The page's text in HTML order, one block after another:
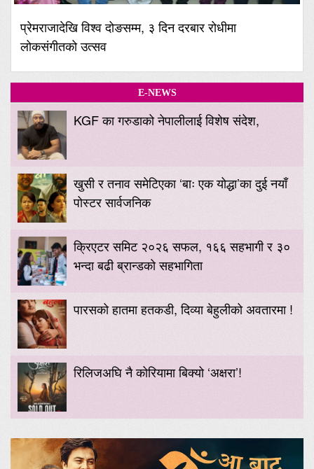
प्रेमराजादेखि विश्व दोङसम्म, ३ दिन दरबार रोधीमा
लोकसंगीतको उत्सव
E-NEWS
KGF का गरुडाको नेपालीलाई विशेष संदेश,
खुसी र तनाव समेटिएका ‘बाः एक योद्धा’का दुई नयाँ
पोस्टर सार्वजनिक
क्रिएटर समिट २०२६ सफल, १६६ सहभागी र ३०
भन्दा बढी ब्रान्डको सहभागिता
पारसको हातमा हतकडी, दिव्या बेहुलीको अवतारमा !
रिलिजअघि नै कोरियामा बिक्यो ‘अक्षरा’!